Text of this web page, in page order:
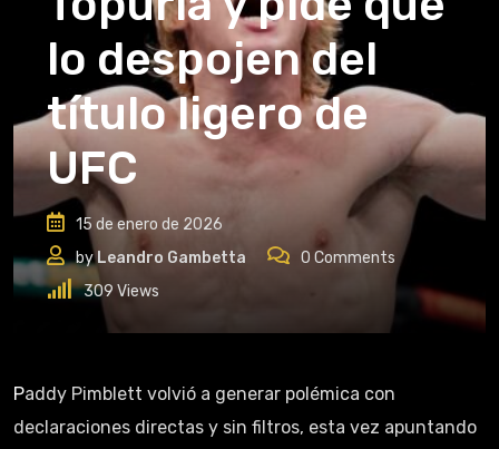
lo despojen del
título ligero de
UFC
15 de enero de 2026
byLeandro Gambetta 0 Comments
309 Views
Paddy Pimblett volvió a generar polémica con
declaraciones directas y sin filtros, esta vez apuntando